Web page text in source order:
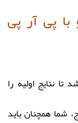
پی آر پی
نتایج اولیه را
شما همچنان باید